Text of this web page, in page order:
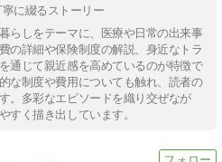
に綴るストーリー
らしをテーマに、医療や日常の出来事
の詳細や保険制度の解説、身近なトラ
通じて親近感を高めているのが特徴で
な制度や費用についても触れ、読者の
。多彩なエピソードを織り交ぜなが
すく描き出しています。